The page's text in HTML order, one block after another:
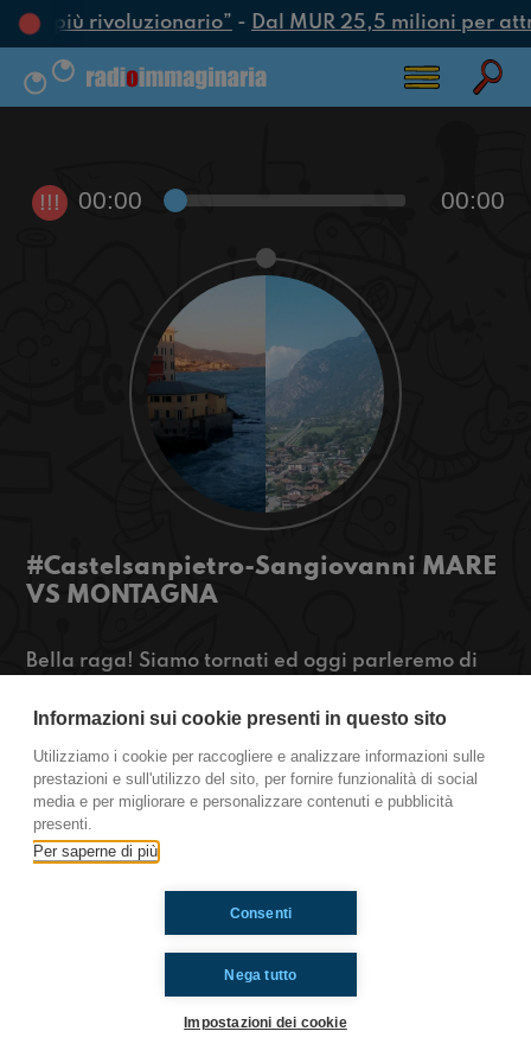
più rivoluzionario”- Dal MUR 25,5 milioni per
!!! 00:00 00:00
#Castelsanpietro-Sangiovanni MARE
VS MONTAGNA
Bella raga! Siamo tornati ed oggi parleremo di
saperne di più!
San Giovanni in Persiceto
Castel San Pietro Terme
Ti è piaciuto? Condividilo!
Informazioni sui cookie presenti in questo sito
Utilizziamo i cookie per raccogliere e analizzare informazioni sulle
prestazioni e sull'utilizzo del sito, per fornire funzionalità di social
media e per migliorare e personalizzare contenuti e pubblicità
presenti.
Per saperne di più
Nega tutto
Consenti
Impostazioni dei cookie